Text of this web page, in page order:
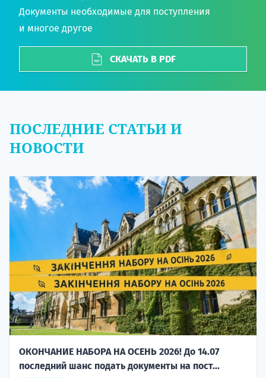
Документы необходимые для поступления
и многое другое
СКАЧАТЬ В PDF
ПОСЛЕДНИЕ СТАТЬИ И
НОВОСТИ
ОКОНЧАНИЕ НАБОРА НА ОСЕНЬ 2026! До 14.07
последний шанс подать документы на пост...